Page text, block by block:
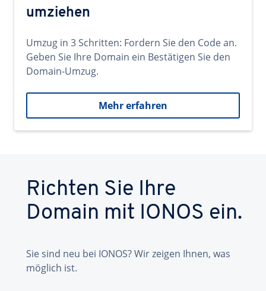
umziehen
Umzug in 3 Schritten: Fordern Sie den Code an.
Geben Sie Ihre Domain ein Bestätigen Sie den
Domain-Umzug.
Mehr erfahren
Richten Sie Ihre
Domain mit IONOS ein.
Sie sind neu bei IONOS? Wir zeigen Ihnen, was
möglich ist.